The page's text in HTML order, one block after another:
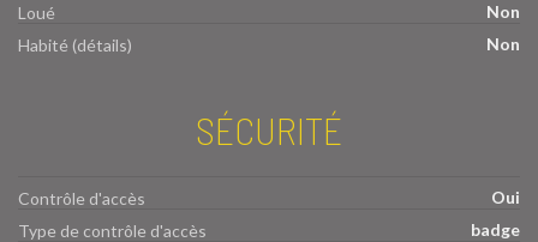
Loué
Non
Habité (détails)
Non
SÉCURITÉ
Contrôle d'accès
Oui
Type de contrôle d'accès
badge